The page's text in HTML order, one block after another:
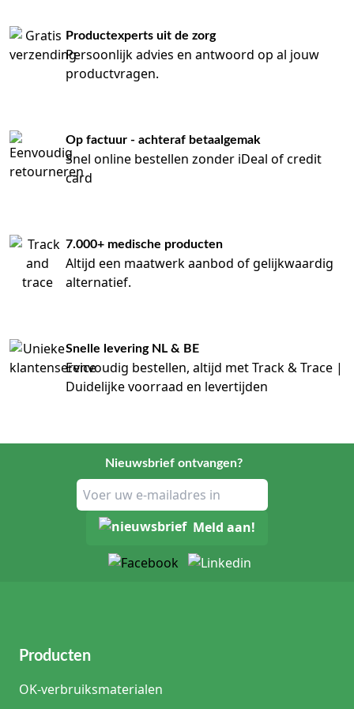
Productexperts uit de zorg
Persoonlijk advies en antwoord op al jouw
productvragen.
Op factuur - achteraf betaalgemak
Snel online bestellen zonder iDeal of credit
card
7.000+ medische producten
Altijd een maatwerk aanbod of gelijkwaardig
alternatief.
Snelle levering NL & BE
Eenvoudig bestellen, altijd met Track & Trace |
Duidelijke voorraad en levertijden
Nieuwsbrief ontvangen?
Meld aan!
Producten
OK-verbruiksmaterialen